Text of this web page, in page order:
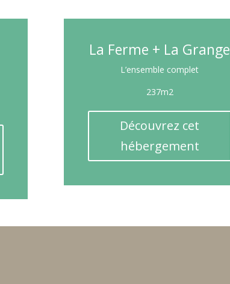
La Ferme + La Grange
L’ensemble complet
237m2
Découvrez cet
hébergement